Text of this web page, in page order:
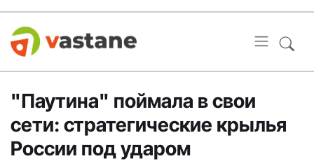
"Паутина" поймала в свои
сети: стратегические крылья
России под ударом